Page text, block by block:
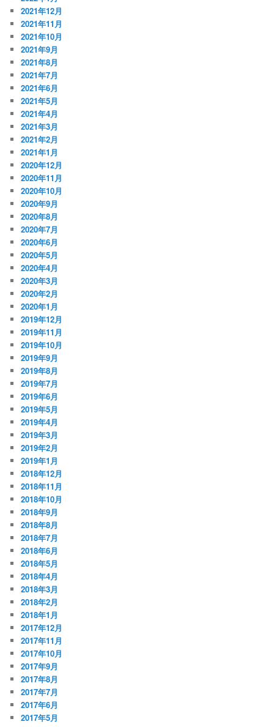
2021年12月
2021年11月
2021年10月
2021年9月
2021年8月
2021年7月
2021年6月
2021年5月
2021年4月
2021年3月
2021年2月
2021年1月
2020年12月
2020年11月
2020年10月
2020年9月
2020年8月
2020年7月
2020年6月
2020年5月
2020年4月
2020年3月
2020年2月
2020年1月
2019年12月
2019年11月
2019年10月
2019年9月
2019年8月
2019年7月
2019年6月
2019年5月
2019年4月
2019年3月
2019年2月
2019年1月
2018年12月
2018年11月
2018年10月
2018年9月
2018年8月
2018年7月
2018年6月
2018年5月
2018年4月
2018年3月
2018年2月
2018年1月
2017年12月
2017年11月
2017年10月
2017年9月
2017年8月
2017年7月
2017年6月
2017年5月